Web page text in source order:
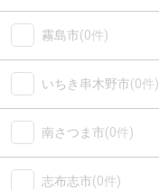
霧島市(0件)
いちき串木野市(0件)
南さつま市(0件)
志布志市(0件)